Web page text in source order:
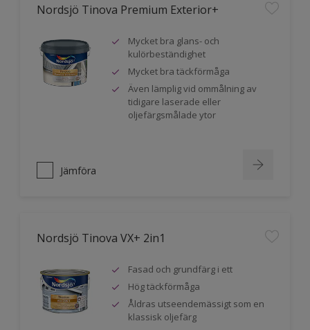
Nordsjö Tinova Premium Exterior+
Mycket bra glans- och
kulörbeständighet
Mycket bra täckförmåga
Även lämplig vid ommålning av
tidigare laserade eller
oljefärgsmålade ytor
Jämföra
Nordsjö Tinova VX+ 2in1
Fasad och grundfärg i ett
Hög täckförmåga
Åldras utseendemässigt som en
klassisk oljefärg